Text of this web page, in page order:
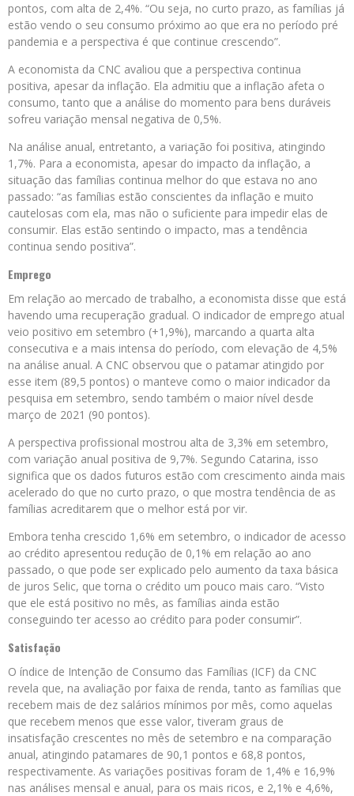
pontos, com alta de 2,4%. “Ou seja, no curto prazo, as famílias já
estão vendo o seu consumo próximo ao que era no período pré
pandemia e a perspectiva é que continue crescendo”.
A economista da CNC avaliou que a perspectiva continua
positiva, apesar da inflação. Ela admitiu que a inflação afeta o
consumo, tanto que a análise do momento para bens duráveis
sofreu variação mensal negativa de 0,5%.
Na análise anual, entretanto, a variação foi positiva, atingindo
1,7%. Para a economista, apesar do impacto da inflação, a
situação das famílias continua melhor do que estava no ano
passado: “as famílias estão conscientes da inflação e muito
cautelosas com ela, mas não o suficiente para impedir elas de
consumir. Elas estão sentindo o impacto, mas a tendência
continua sendo positiva”.
Emprego
Em relação ao mercado de trabalho, a economista disse que está
havendo uma recuperação gradual. O indicador de emprego atual
veio positivo em setembro (+1,9%), marcando a quarta alta
consecutiva e a mais intensa do período, com elevação de 4,5%
na análise anual. A CNC observou que o patamar atingido por
esse item (89,5 pontos) o manteve como o maior indicador da
pesquisa em setembro, sendo também o maior nível desde
março de 2021 (90 pontos).
A perspectiva profissional mostrou alta de 3,3% em setembro,
com variação anual positiva de 9,7%. Segundo Catarina, isso
significa que os dados futuros estão com crescimento ainda mais
acelerado do que no curto prazo, o que mostra tendência de as
famílias acreditarem que o melhor está por vir.
Embora tenha crescido 1,6% em setembro, o indicador de acesso
ao crédito apresentou redução de 0,1% em relação ao ano
passado, o que pode ser explicado pelo aumento da taxa básica
de juros Selic, que torna o crédito um pouco mais caro. “Visto
que ele está positivo no mês, as famílias ainda estão
conseguindo ter acesso ao crédito para poder consumir”.
Satisfação
O índice de Intenção de Consumo das Famílias (ICF) da CNC
revela que, na avaliação por faixa de renda, tanto as famílias que
recebem mais de dez salários mínimos por mês, como aquelas
que recebem menos que esse valor, tiveram graus de
insatisfação crescentes no mês de setembro e na comparação
anual, atingindo patamares de 90,1 pontos e 68,8 pontos,
respectivamente. As variações positivas foram de 1,4% e 16,9%
nas análises mensal e anual, para os mais ricos, e 2,1% e 4,6%,